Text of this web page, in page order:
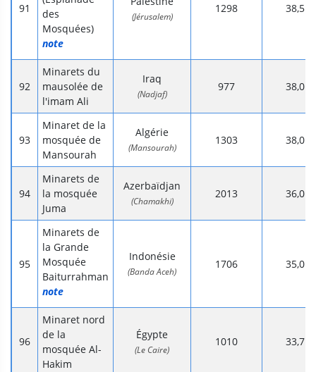
des
Mosquées)
note
(Jérusalem)
1298 38,5
Minarets du
mausolée de
l'imam Ali
Iraq
(Nadjaf)
977 38,0
Minaret de la
mosquée de
Mansourah
Algérie
(Mansourah)
1303 38,0
Minarets de
la mosquée
Juma
Azerbaïdjan
(Chamakhi)
2013 36,0
Minarets de
la Grande
Mosquée
Baiturrahman
note
Indonésie
(Banda Aceh)
1706 35,0
Minaret nord
de la
mosquée Al-
Hakim
Égypte
(Le Caire)
1010 33,7